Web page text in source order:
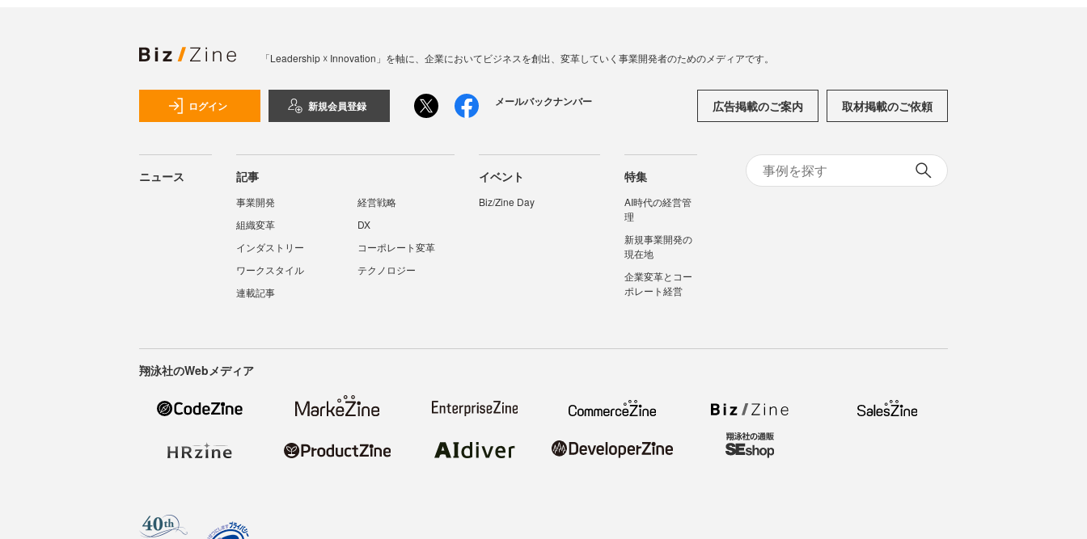
「Leadership ☓ Innovation」を軸に、企業においてビジネスを創出、変革していく事業開発者のためのメディアです。
ログイン 新規会員登録 メールバックナンバー 広告掲載のご案内 取材掲載のご依頼
ニュース 記事
事業開発
経営戦略
組織変革
DX
インダストリー
コーポレート変革
ワークスタイル
テクノロジー
連載記事
イベント
Biz/Zine Day
特集
AI時代の経営管
理
新規事業開発の
現在地
企業変革とコー
ポレート経営
翔泳社のWebメディア